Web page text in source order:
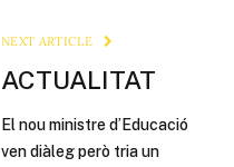
NEXT ARTICLE
ACTUALITAT
El nou ministre d’Educació
ven diàleg però tria un